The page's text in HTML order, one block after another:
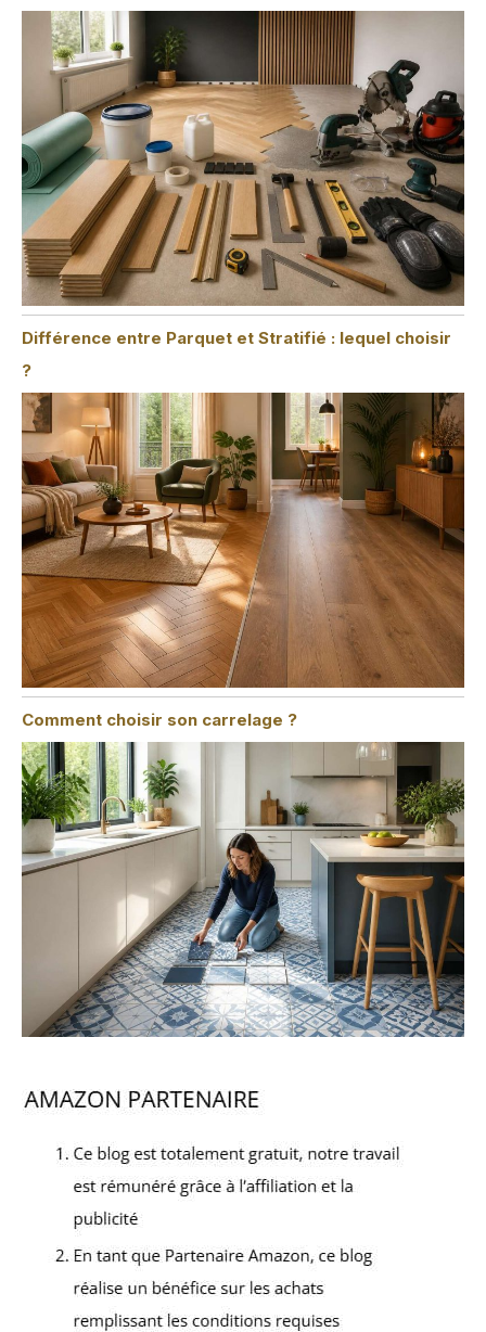
Différence entre Parquet et Stratifié : lequel choisir
?
Comment choisir son carrelage ?